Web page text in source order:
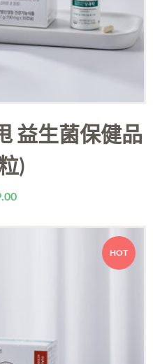
益生菌保健品
)
HOT